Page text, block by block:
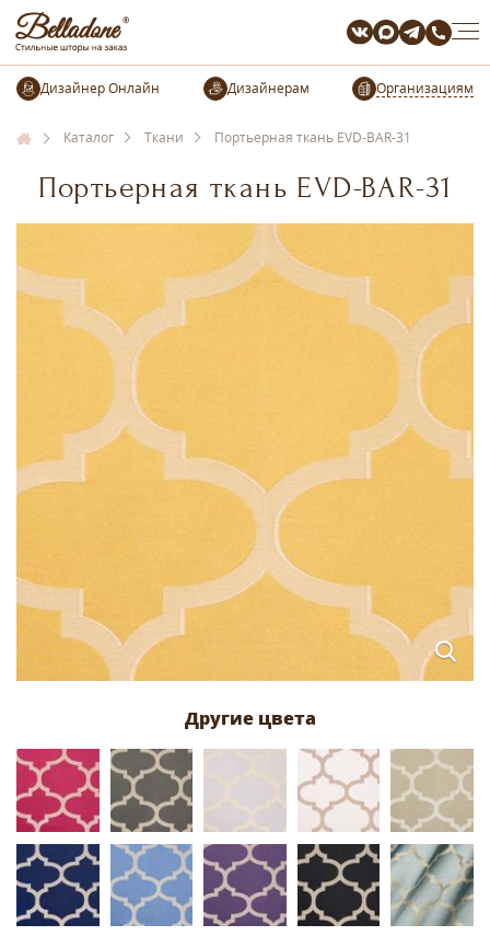
Организациям
Каталог Ткани Портьерная ткань EVD-BAR-31
Портьерная ткань EVD-BAR-31